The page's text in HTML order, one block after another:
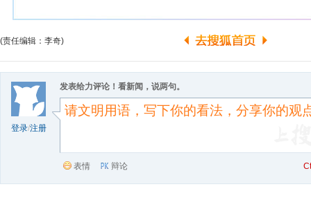
(责任编辑：李奇)
登录/注册
发表给力评论！看新闻，说两句。
表情 辩论